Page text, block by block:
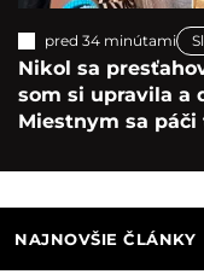
pred 34 minútami
Nikol sa
som si upravila a
Miestnym sa
NAJNOVŠIE ČLÁNKY